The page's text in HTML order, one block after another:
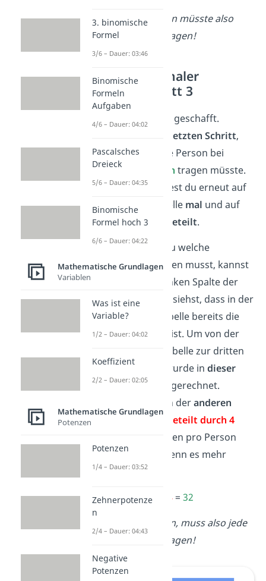
Eine einzelne Person müsste also
ganze 128 Kisten tragen!
Antiproportionaler
Dreisatz: Schritt 3
Jetzt hast du es fast geschafft.
letzten Schritt,
wie viele Kisten eine Person bei
insgesamt
4 Helfern tragen müsste.
Auch hierfür rechnest du erneut auf
einer Seite der Tabelle mal und auf
der anderen Seite
geteilt.
Auf welcher Seite
du welche
Rechenart verwenden musst, kannst
du wieder an der linken Spalte der
Tabelle ablesen. Du siehst, dass in der
letzten Zeile der Tabelle bereits die
Zahl 4eingetragen ist. Um von der
zweiten Zeile der Tabelle zur dritten
Zeile zu kommen, wurde in dieser
Spaltealso1mal 4
gerechnet.
Folglich musst du in deranderen
Spalte
der Tabelle
geteilt durch 4
rechnen, da die Kisten pro Person
weniger werden, wenn es mehr
Helfer sind:
128
: 4=32
Wenn 4 Leute helfen, muss also jede
Person 32 Kisten tragen!
3. binomische
Formel
3/6 – Dauer: 03:46
Binomische
Formeln
Aufgaben
4/6 – Dauer: 04:02
Pascalsches
Dreieck
5/6 – Dauer: 04:35
Binomische
Formel hoch 3
6/6 – Dauer: 04:22
Mathematische Grundlagen
Variablen
Was ist eine
Variable?
1/2 – Dauer: 04:02
Koeffizient
2/2 – Dauer: 02:05
Mathematische Grundlagen
Potenzen
Potenzen
1/4 – Dauer: 03:52
Zehnerpotenze
n
2/4 – Dauer: 04:43
Negative
Potenzen